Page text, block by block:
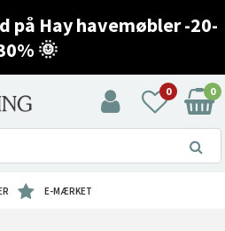
på Hay havemøbler -20-
🌞
0 0
E-MÆRKET